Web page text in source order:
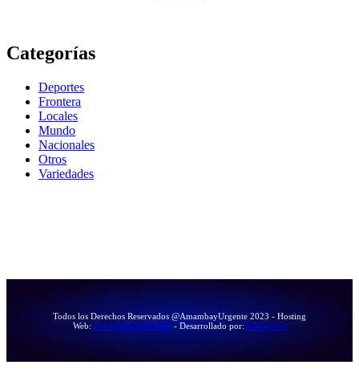
Categorías
Deportes
Frontera
Locales
Mundo
Nacionales
Otros
Variedades
Todos los Derechos Reservados @AmambayUrgente 2023 - Hosting
Web: HostingBaratoOnline- Desarrollado por: RikkySanz